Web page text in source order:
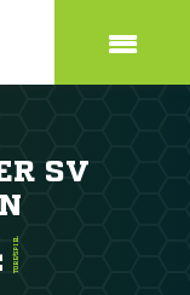
SV
TORE/SPIEL